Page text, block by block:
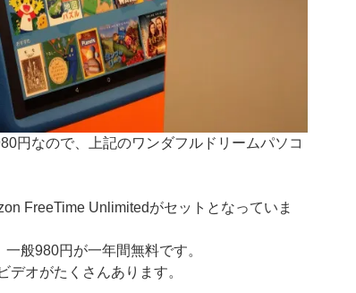
円なので、上記のワンダフルドリームパソコ
FreeTime Unlimitedがセットとなっていま
般980円が一年間無料です。
デオがたくさんあります。